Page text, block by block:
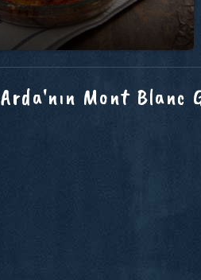
Arda'nın Mont Blanc